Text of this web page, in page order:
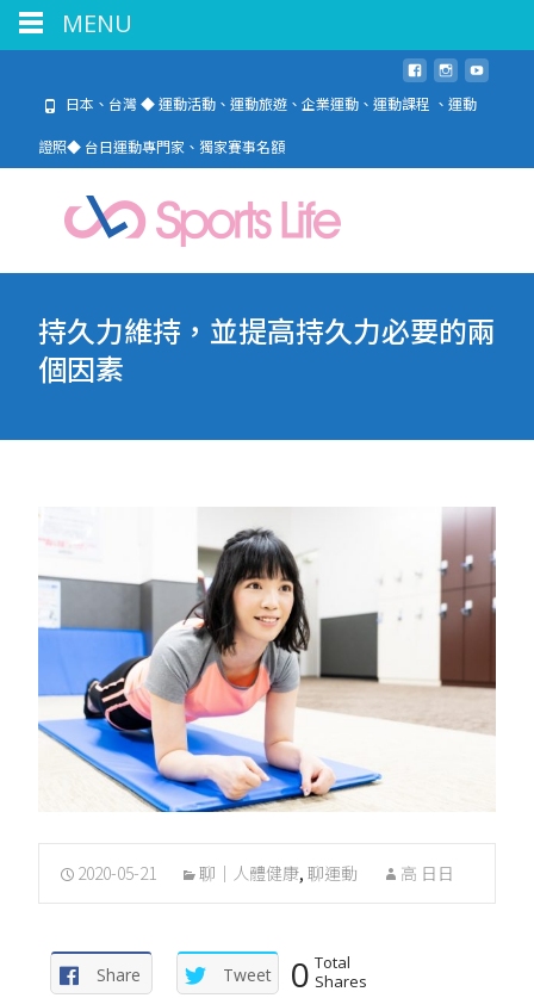
日本、台灣 ◆ 運動活動、運動旅遊、企業運動、運動課程 、運動
證照◆ 台日運動專門家、獨家賽事名額
持久力維持，並提高持久力必要的兩
個因素
2020-05-21 聊｜人體健康, 聊運動 高 日日
Share Tweet 0 Total
Shares
MENU